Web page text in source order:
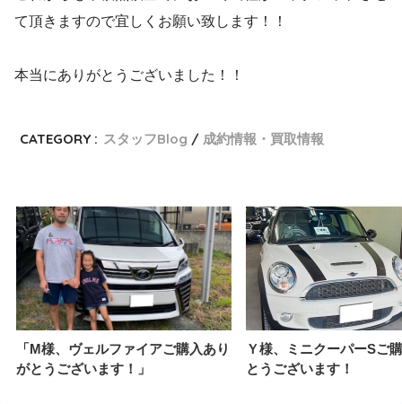
て頂きますので宜しくお願い致します！！
本当にありがとうございました！！
CATEGORY : スタッフBlog 成約情報・買取情報
「M様、ヴェルファイアご購入あり
がとうございます！」
Ｙ様、ミニクーパーSご
とうございます！